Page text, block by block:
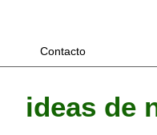
Contacto
ideas de